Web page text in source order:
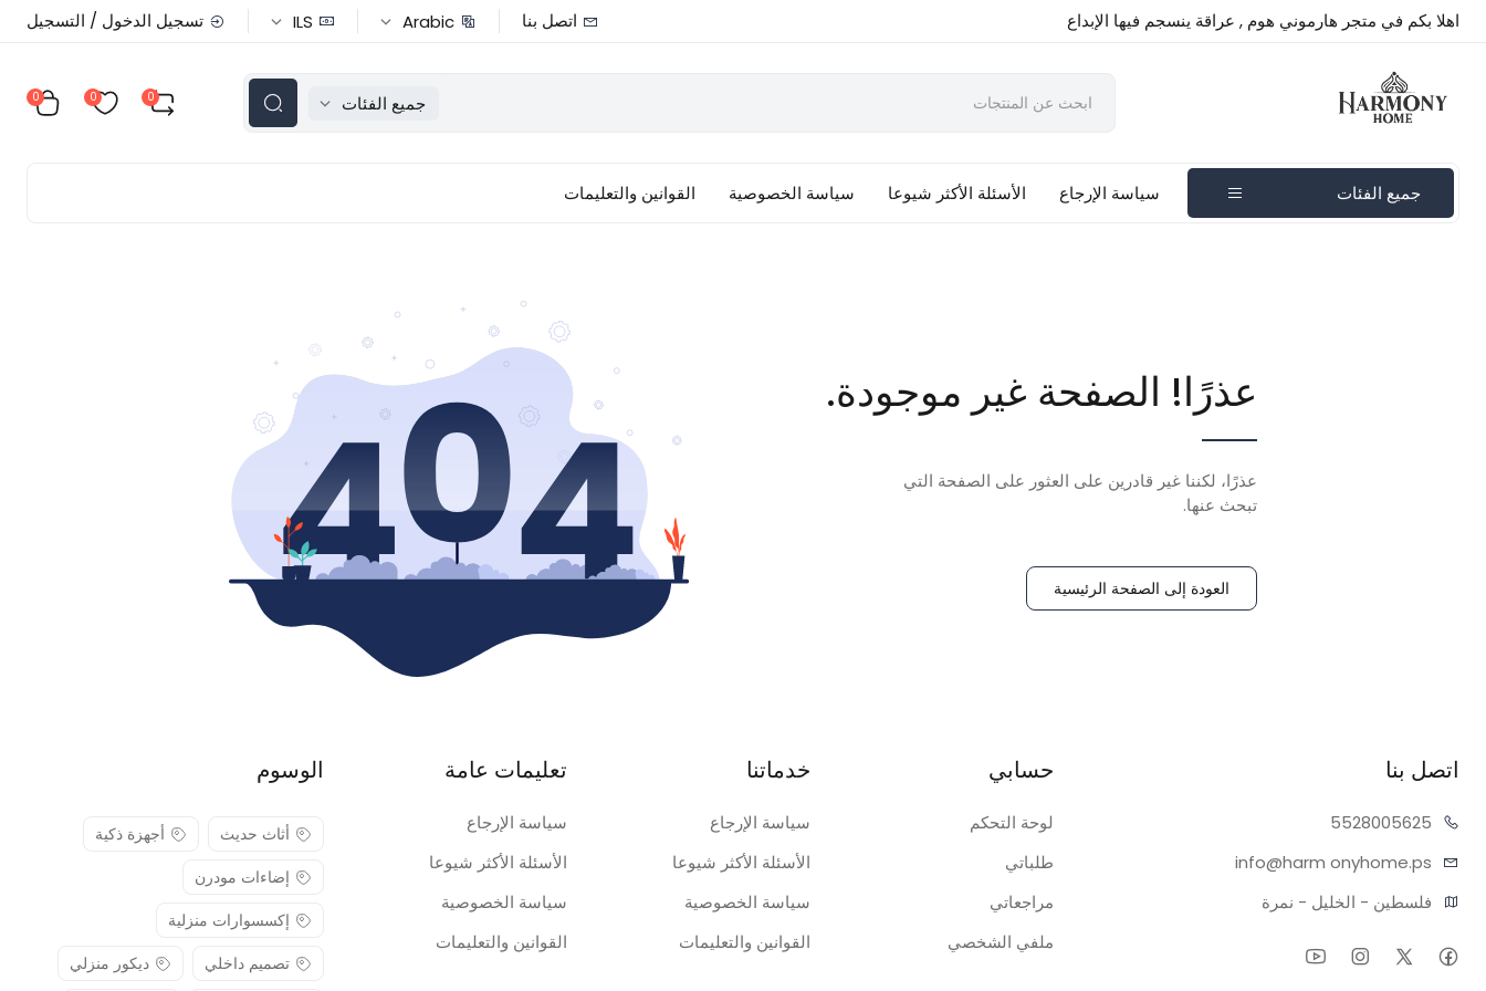
اهلا بكم في متجر هارموني هوم , عراقة ينسجم فيها الإبداع اتصل بنا Arabic
ILS تسجيل الدخول / التسجيل
جميع الفئات 0
0
0
جميع الفئات سياسة الإرجاع الأسئلة الأكثر شيوعا سياسة الخصوصية القوانين والتعليمات
عذرًا! الصفحة غير موجودة.
عذرًا، لكننا غير قادرين على العثور على الصفحة التي
تبحث عنها.
العودة إلى الصفحة الرئيسية
اتصل بنا
05625
55280
info@harm onyhome.ps
فلسطين - الخليل - نمرة
حسابي
لوحة التحكم
طلباتي
مراجعاتي
ملفي الشخصي
خدماتنا
سياسة الإرجاع
الأسئلة الأكثر شيوعا
سياسة الخصوصية
القوانين والتعليمات
تعليمات عامة
سياسة الإرجاع
الأسئلة الأكثر شيوعا
سياسة الخصوصية
القوانين والتعليمات
الوسوم
أثاث حديث
أجهزة ذكية
إضاءات مودرن
إكسسوارات منزلية
تصميم داخلي
ديكور منزلي